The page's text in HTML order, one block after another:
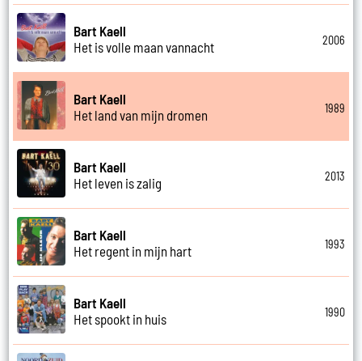
Bart Kaell
Het is volle maan vannacht
2006
Bart Kaell
Het land van mijn dromen
1989
Bart Kaell
Het leven is zalig
2013
Bart Kaell
Het regent in mijn hart
1993
Bart Kaell
Het spookt in huis
1990